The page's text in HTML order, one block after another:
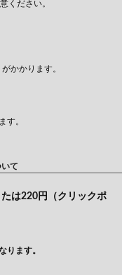
ください。
かかります。
す。
て
は220円（クリックポ
ります。